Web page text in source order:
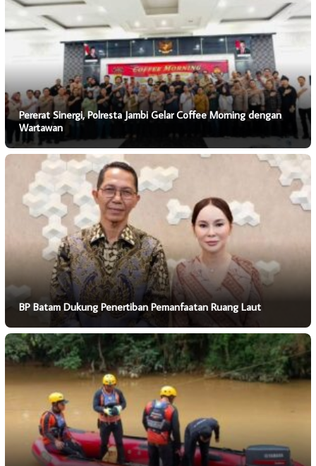
Pererat Sinergi, Polresta Jambi Gelar Coffee Morning dengan
Wartawan
BP Batam Dukung Penertiban Pemanfaatan Ruang Laut